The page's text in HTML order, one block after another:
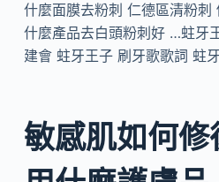
什麼面膜去粉刺 仁德區清粉刺
什麼產品去白頭粉刺好 …蛀牙
建會 蛀牙王子 刷牙歌歌詞 蛀
敏感肌如何修